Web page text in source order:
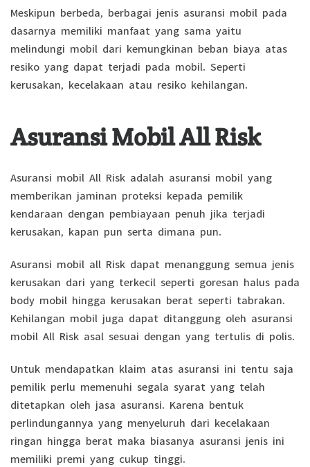
Meskipun berbeda, berbagai jenis asuransi mobil pada
dasarnya memiliki manfaat yang sama yaitu
melindungi mobil dari kemungkinan beban biaya atas
resiko yang dapat terjadi pada mobil. Seperti
kerusakan, kecelakaan atau resiko kehilangan.
Asuransi Mobil All Risk
Asuransi mobil All Risk adalah asuransi mobil yang
memberikan jaminan proteksi kepada pemilik
kendaraan dengan pembiayaan penuh jika terjadi
kerusakan, kapan pun serta dimana pun.
Asuransi mobil all Risk dapat menanggung semua jenis
kerusakan dari yang terkecil seperti goresan halus pada
body mobil hingga kerusakan berat seperti tabrakan.
Kehilangan mobil juga dapat ditanggung oleh asuransi
mobil All Risk asal sesuai dengan yang tertulis di polis.
Untuk mendapatkan klaim atas asuransi ini tentu saja
pemilik perlu memenuhi segala syarat yang telah
ditetapkan oleh jasa asuransi. Karena bentuk
perlindungannya yang menyeluruh dari kecelakaan
ringan hingga berat maka biasanya asuransi jenis ini
memiliki premi yang cukup tinggi.